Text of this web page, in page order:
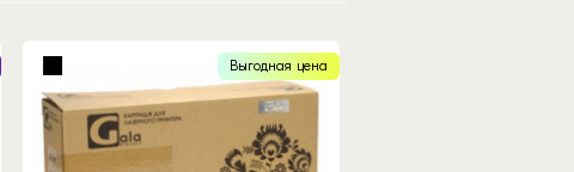
Выгодная цена